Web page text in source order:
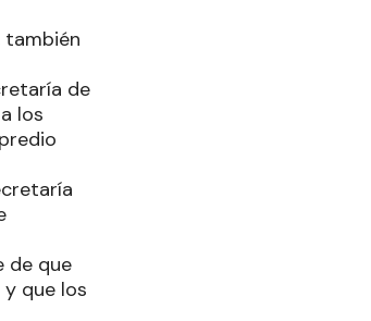
también
de
los
de que
que los